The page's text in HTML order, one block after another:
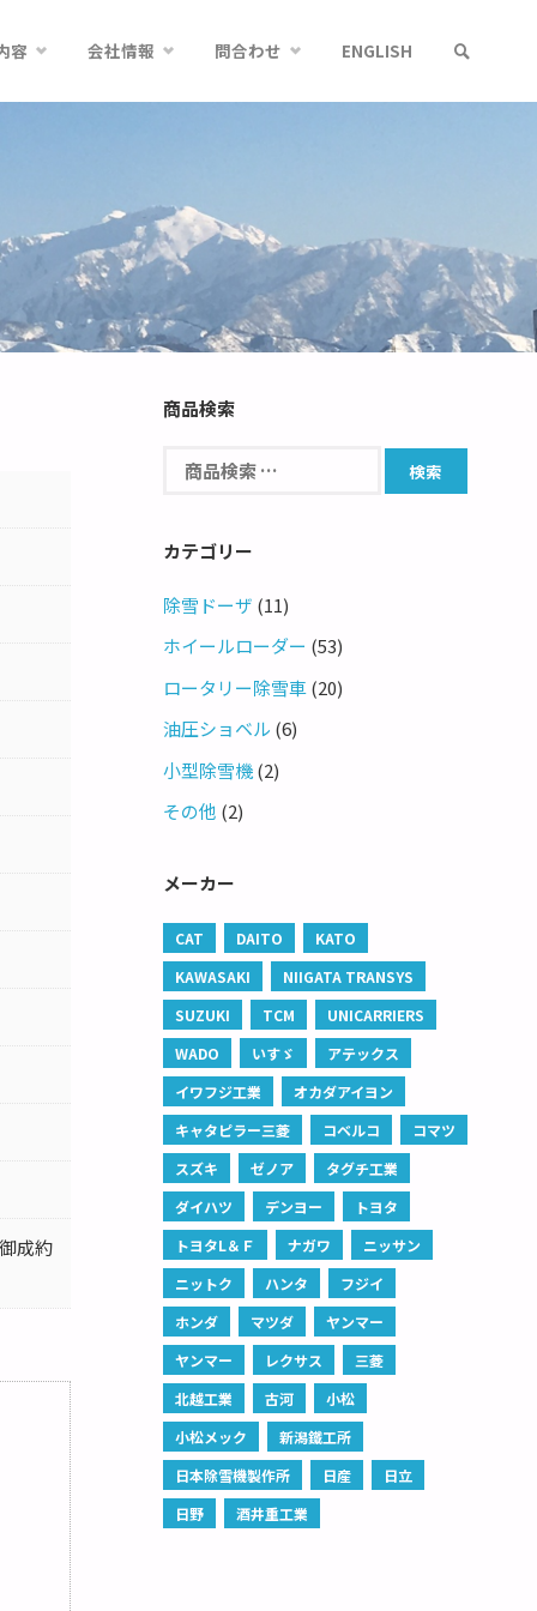
容 会社情報 問合わせ ENGLISH
成約
商品検索
カテゴリー
除雪ドーザ (11)
ホイールローダー (53)
ロータリー除雪車 (20)
油圧ショベル (6)
小型除雪機 (2)
その他 (2)
メーカー
CAT DAITO
KATO
KAWASAKI
NIIGATA TRANSYS
SUZUKI
TCM
UNICARRIERS
WADO
いすゞ
アテックス
イワフジ工業
オカダアイヨン
キャタピラー三菱
コベルコ
コマツ
スズキ
ゼノア
タグチ工業
ダイハツ
デンヨー
トヨタ
トヨタL＆Ｆ
ナガワ
ニッサン
ニットク
ハンタ
フジイ
ホンダ
マツダ
ヤンマー
ヤンマー
レクサス
三菱
北越工業
古河
小松
小松メック
新潟鐵工所
日本除雪機製作所
日産
日立
日野
酒井重工業